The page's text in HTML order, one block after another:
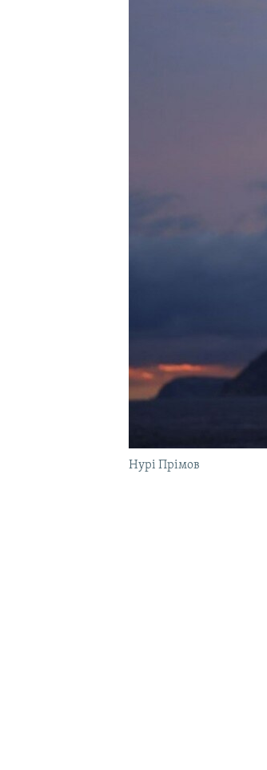
Нурі Прімов